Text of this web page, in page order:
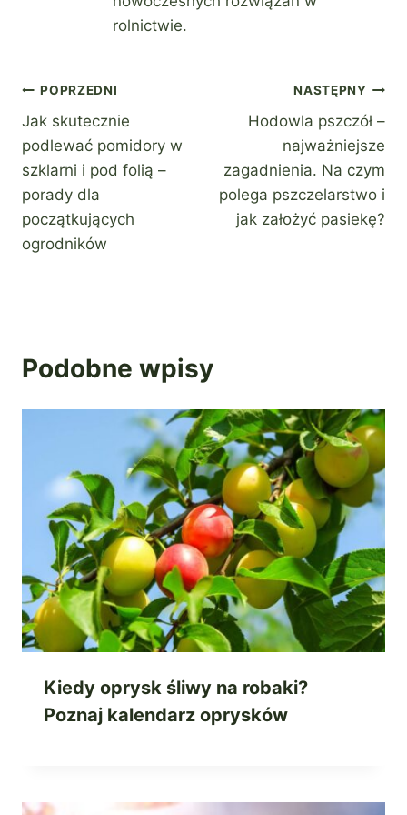
rolnictwie.
Nawigacja
wpisu
POPRZEDNI
Jak skutecznie
podlewać pomidory w
szklarni i pod folią –
porady dla
początkujących
ogrodników
NASTĘPNY
Hodowla pszczół –
najważniejsze
zagadnienia. Na czym
polega pszczelarstwo i
jak założyć pasiekę?
Podobne wpisy
Kiedy oprysk śliwy na robaki?
Poznaj kalendarz oprysków